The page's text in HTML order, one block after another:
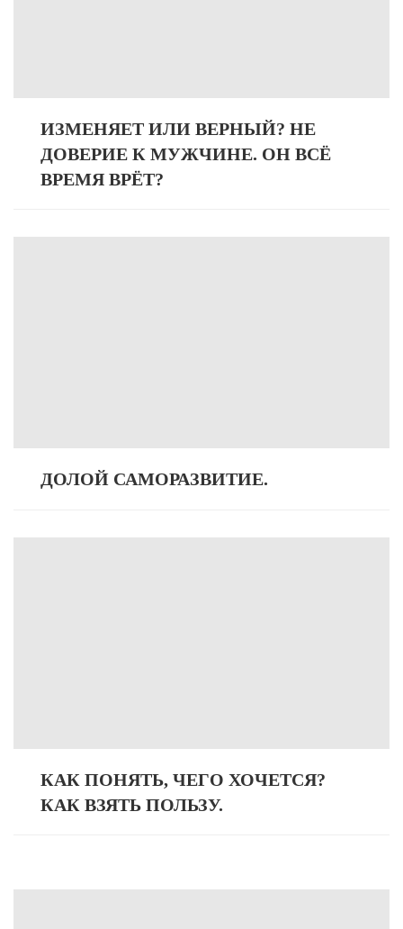
ИЗМЕНЯЕТ ИЛИ ВЕРНЫЙ? НЕ
ДОВЕРИЕ К МУЖЧИНЕ. ОН ВСЁ
ВРЕМЯ ВРЁТ?
ДОЛОЙ САМОРАЗВИТИЕ.
КАК ПОНЯТЬ, ЧЕГО ХОЧЕТСЯ?
КАК ВЗЯТЬ ПОЛЬЗУ.